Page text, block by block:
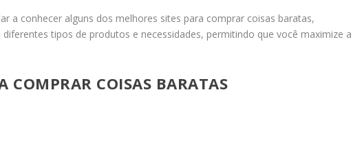
a conhecer alguns dos melhores sites para comprar coisas baratas,
tipos de produtos e necessidades, permitindo que você maximize a
COMPRAR COISAS BARATAS